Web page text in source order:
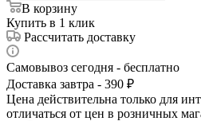
В корзину
Купить в 1 клик
Рассчитать доставку
Самовывоз сегодня - бесплатно
Доставка завтра - 390 ₽
Цена действительна только для
отличаться от цен в розничных